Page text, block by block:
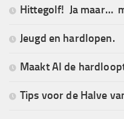
Hittegolf! Ja maar…
Jeugd en hardlopen.
Maakt AI de
Tips voor de Halve